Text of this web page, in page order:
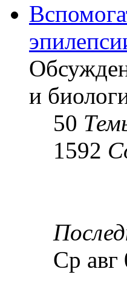
и
50
1592
Ср авг